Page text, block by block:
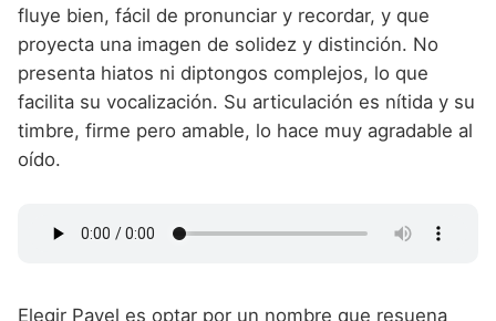
fluye bien, fácil de pronunciar y recordar, y que
proyecta una imagen de solidez y distinción. No
presenta hiatos ni diptongos complejos, lo que
facilita su vocalización. Su articulación es nítida y su
timbre, firme pero amable, lo hace muy agradable al
oído.
Elegir Pavel es optar por un nombre que resuena